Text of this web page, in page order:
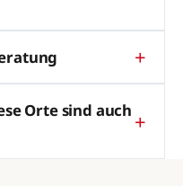
Orte sind auch